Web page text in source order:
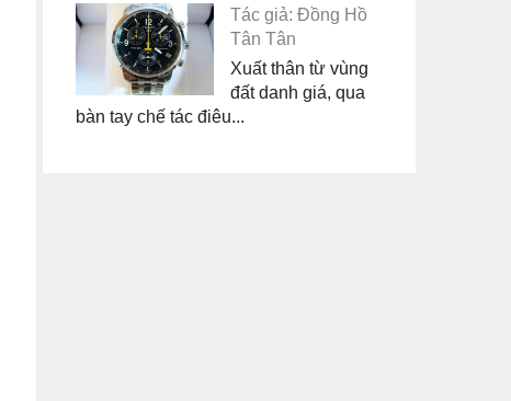
Tác giả: Đồng Hồ
Tân Tân
Xuất thân từ vùng
đất danh giá, qua
bàn tay chế tác điêu...